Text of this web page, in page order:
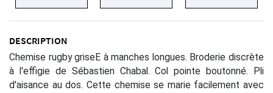
DESCRIPTION
Chemise rugby griseE à manches longues. Broderie discrète
à l'effigie de Sébastien Chabal. Col pointe boutonné. Pli
d'aisance au dos. Cette chemise se marie facilement avec